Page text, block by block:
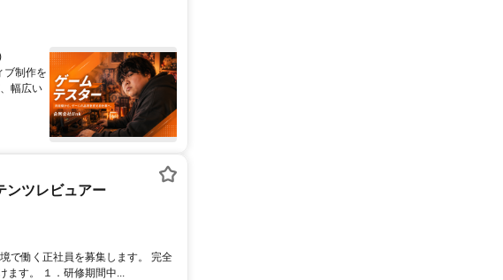
ブ制作を
幅広い
ンツレビュアー
で働く正社員を募集します。 完全
ます。 １．研修期間中...